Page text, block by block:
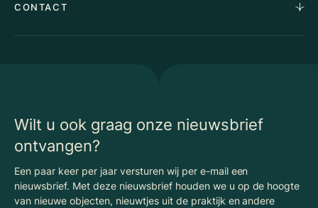
Advies
Vacatures
Algemene voorwaarden
Vergunningen
CONTACT
Wilt u ook graag onze nieuwsbrief
ontvangen?
Een paar keer per jaar versturen wij per e-mail een
nieuwsbrief. Met deze nieuwsbrief houden we u op de hoogte
van nieuwe objecten, nieuwtjes uit de praktijk en andere